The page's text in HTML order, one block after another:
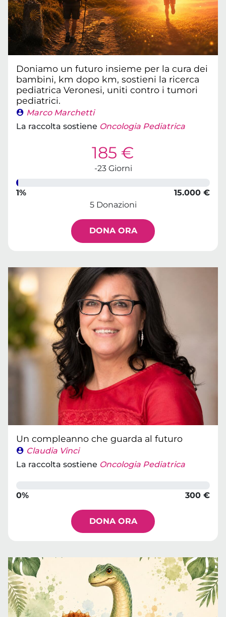
Doniamo un futuro insieme per la cura dei
bambini, km dopo km, sostieni la ricerca
pediatrica Veronesi, uniti contro i tumori
pediatrici.
Marco Marchetti
La raccolta sostiene Oncologia Pediatrica
185 €
-23 Giorni
1%
15.000 €
5 Donazioni
DONA ORA
Un compleanno che guarda al futuro
Claudia Vinci
La raccolta sostiene Oncologia Pediatrica
0% 300 €
DONA ORA